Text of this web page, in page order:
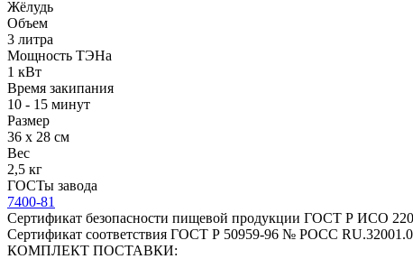
Жёлудь
Объем
3 литра
Мощность ТЭНа
1 кВт
Время закипания
10 - 15 минут
Размер
36 х 28 см
Вес
2,5 кг
ГОСТы завода
7400-81
Сертификат безопасности пищевой продукции ГОСТ Р ИСО
Сертификат соответствия ГОСТ Р 50959-96 № РОСС
КОМПЛЕКТ ПОСТАВКИ: